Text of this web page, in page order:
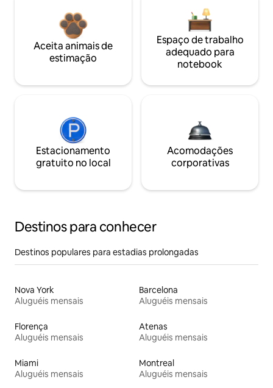
Aceita animais de
estimação
Espaço de trabalho
adequado para
notebook
Estacionamento
gratuito no local
Acomodações
corporativas
Destinos para conhecer
Destinos populares para estadias prolongadas
Nova York
Aluguéis mensais
Barcelona
Aluguéis mensais
Florença
Aluguéis mensais
Atenas
Aluguéis mensais
Miami
Aluguéis mensais
Montreal
Aluguéis mensais